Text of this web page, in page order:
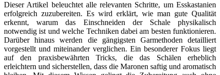
Dieser Artikel beleuchtet alle relevanten Schritte, um Esskastanien
erfolgreich zuzubereiten. Es wird erklärt, wie man gute Qualität
erkennt, warum das Einschneiden der Schale physikalisch
notwendig ist und welche Techniken dabei am besten funktionieren.
Darüber hinaus werden die gängigsten Garmethoden detailliert
vorgestellt und miteinander verglichen. Ein besonderer Fokus liegt
auf den praxisbewährten Tricks, die das Schälen erheblich
erleichtern und sicherstellen, dass die Maronen saftig und aromatisch